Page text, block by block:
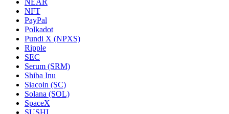
NEAR
NFT
PayPal
Polkadot
Pundi X (NPXS)
Ripple
SEC
Serum (SRM)
Shiba Inu
Siacoin (SC)
Solana (SOL)
SpaceX